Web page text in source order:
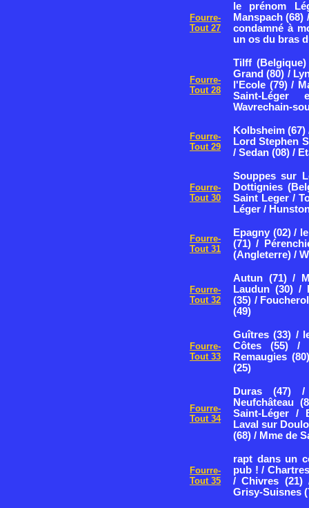
Fourre-
Tout 27
le prénom
Manspach
condamné à
un os du bras
Fourre-
Tout 28
Tilff
Grand (80) /
l'Ecole (79) /
Saint-
Wavrechain-
Fourre-
Tout 29
Kolbsheim
Lord Stephen
/ Sedan (08) /
Fourre-
Tout 30
Souppes sur
Dottignies
Saint Leger /
Léger /
Fourre-
Tout 31
Epagny (02) /
(71) /
(Angleterre) /
Fourre-
Tout 32
Autun (71) /
Laudun (30) /
(35) /
(49)
Fourre-
Tout 33
Guîtres (33) /
Côtes (55) /
Remaugies
(25)
Fourre-
Tout 34
Duras (47)
Neufchâteau
Saint-Léger /
Laval sur
(68) / Mme de
Fourre-
Tout 35
rapt dans un
pub ! /
/ Chivres
Grisy-Suisnes